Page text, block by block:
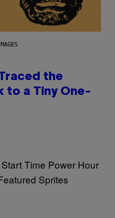
the
to a Tiny One-